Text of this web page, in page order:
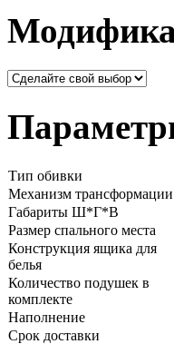
Тип обивки
Механизм трансформации
Габариты Ш*Г*В
Размер спального места
Конструкция ящика для
белья
Количество подушек в
комплекте
Наполнение
Срок доставки